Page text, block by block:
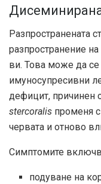
Разпространената
разпространение
ви. Това може да се
имуносупресивни
дефицит, причинен
stercoralis променя
червата и отново
Симптомите
подуване на